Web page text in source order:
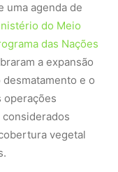
uma agenda de
do Meio
das Nações
a expansão
e o
operações
vegetal